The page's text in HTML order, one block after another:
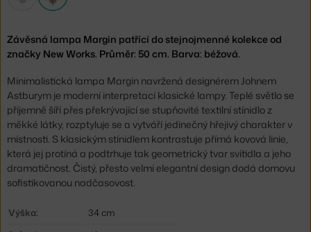
Závěsná lampa Margin patřící do stejnojmenné kolekce od
značky New Works. Průměr: 50 cm. Barva: béžová.
Minimalistická lampa Margin navržená designérem Johnem
Astburym je moderní interpretací klasické lampy. Teplé světlo se
příjemně šíří přes překrývající se stupňovité textilní stínidlo z
měkké látky, rozptyluje se a vytváří jedinečný hřejivý charakter v
místnosti. S klasickým stínidlem kontrastuje přímá kovová linie,
která jej protíná a podtrhuje tak geometrický tvar svítidla a jeho
dramatičnost. Čistý, přesto velmi elegantní design dodá domovu
sofistikovanou nadčasovost.
Výška:
34 cm